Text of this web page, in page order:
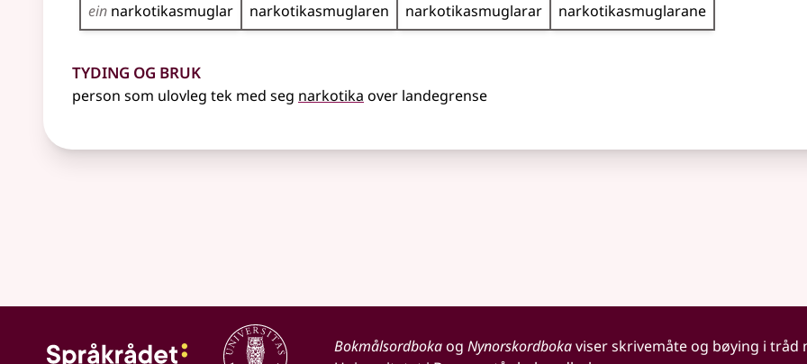
ein narkotika­smuglar narkotika­smuglaren narkotika­smuglarar narkotika­smuglarane
Tyding og bruk
person som ulovleg tek med seg narkotika over landegrense
Bokmålsordbokaog Nynorskordbokaviser skrivemåte og bøying i tråd